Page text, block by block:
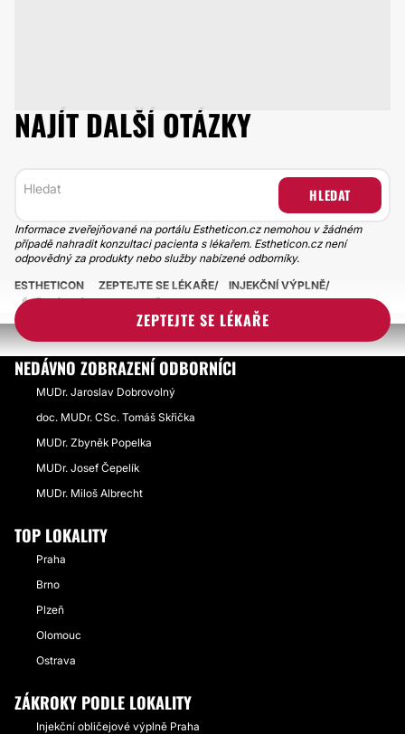
NAJÍT DALŠÍ OTÁZKY
HLEDAT
Informace zveřejňované na portálu Estheticon.cz nemohou v žádném
případě nahradit konzultaci pacienta s lékařem. Estheticon.cz není
odpovědný za produkty nebo služby nabízené odborníky.
ZEPTEJTE SE LÉKAŘE
ESTHETICON ZEPTEJTE SE LÉKAŘE
INJEKČNÍ VÝPLNĚ
ŘEŠENÍ VRÁSKY NAD KOŘENEM NOSU
NEDÁVNO ZOBRAZENÍ ODBORNÍCI
MUDr. Jaroslav Dobrovolný
doc. MUDr. CSc. Tomáš Skřička
MUDr. Zbyněk Popelka
MUDr. Josef Čepelík
MUDr. Miloš Albrecht
TOP LOKALITY
Praha
Brno
Plzeň
Olomouc
Ostrava
ZÁKROKY PODLE LOKALITY
Injekční obličejové výplně Praha